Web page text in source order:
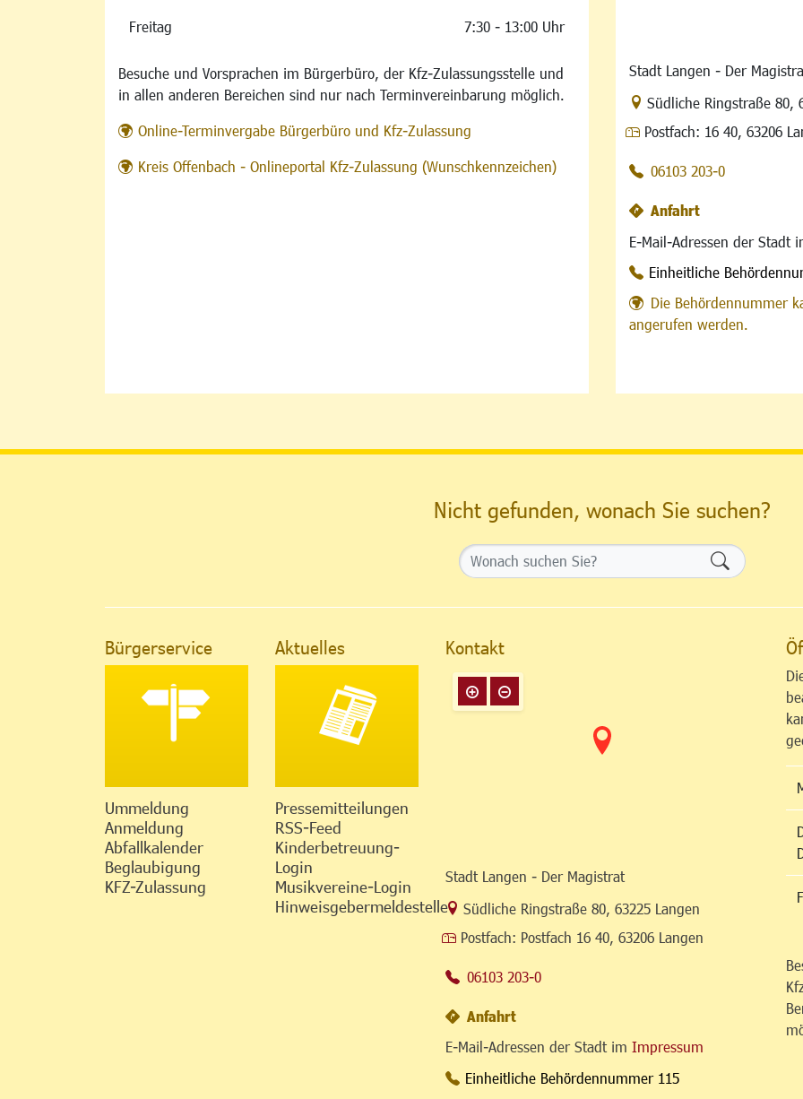
Freitag 7:30 - 13:00 Uhr
Besuche und Vorsprachen im Bürgerbüro, der Kfz-Zulassungsstelle und
in allen anderen Bereichen sind nur nach Terminvereinbarung möglich.
Online-Terminvergabe Bürgerbüro und Kfz-Zulassung
Kreis Offenbach - Onlineportal Kfz-Zulassung (Wunschkennzeichen)
Stadt Langen - Der
Link zur Google-Maps
Südliche Ringstraße 80,
Postfach: 16 40, 63206
06103 203-0
Anfahrt
E-Mail-Adressen der Stadt
Einheitliche
Die Behördennummer
angerufen werden.
Nicht gefunden, wonach Sie suchen?
Bürgerservice
Ummeldung
Anmeldung
Abfallkalender
Beglaubigung
KFZ-Zulassung
Aktuelles
Pressemitteilungen
RSS-Feed
Kinderbetreuung-
Login
Musikvereine-Login
Hinweisgebermeldestelle
Kontakt
Stadt Langen - Der Magistrat
Link zur Google-Maps Navigation
Südliche Ringstraße 80 63225 Langen
Postfach: Postfach 16 40, 63206 Langen
06103 203-0
Anfahrt
E-Mail-Adressen der Stadt im Impressum
Einheitliche Behördennummer 115